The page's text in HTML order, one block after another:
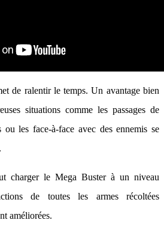
de ralentir le temps. Un avantage bien
situations comme les passages de
ou les face-à-face avec des ennemis se
charger le Mega Buster à un niveau
de toutes les armes récoltées
améliorées.